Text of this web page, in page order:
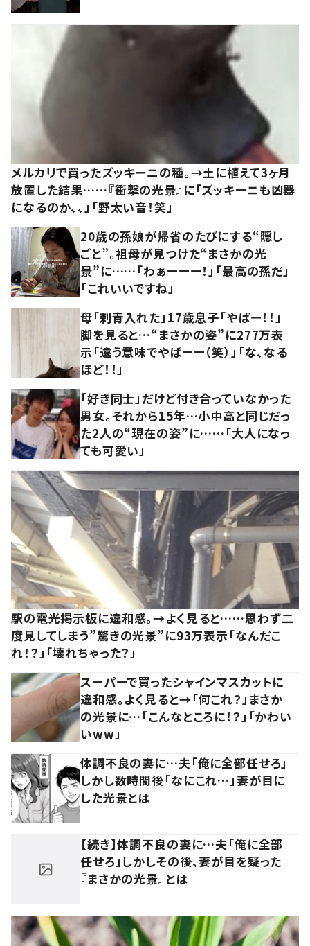
メルカリで買ったズッキーニの種。→土に植えて3ヶ月
放置した結果……『衝撃の光景』に「ズッキーニも凶器
になるのか、、」「野太い音！笑」
20歳の孫娘が帰省のたびにする“隠し
ごと”。祖母が見つけた“まさかの光
景”に……「わぁーーー！」「最高の孫だ」
「これいいですね」
母「刺青入れた」17歳息子「やばー！！」
脚を見ると…“まさかの姿”に277万表
示「違う意味でやばーー（笑）」「な、なる
ほど！！」
「好き同士」だけど付き合っていなかった
男女。それから15年…小中高と同じだっ
た2人の“現在の姿”に……「大人になっ
ても可愛い」
駅の電光掲示板に違和感。→よく見ると……思わず二
度見してしまう”驚きの光景”に93万表示「なんだこ
れ！？」「壊れちゃった？」
スーパーで買ったシャインマスカットに
違和感。よく見ると→「何これ？」まさか
の光景に…「こんなところに！？」「かわい
いww」
体調不良の妻に…夫「俺に全部任せろ」
しかし数時間後「なにこれ…」妻が目に
した光景とは
【続き】体調不良の妻に…夫「俺に全部
任せろ」しかしその後、妻が目を疑った
『まさかの光景』とは